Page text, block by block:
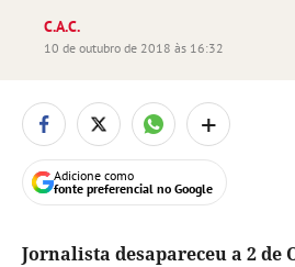
C.A.C.
10 de outubro de 2018 às 16:32
+
Adicione como
fonte preferencial no Google
Jornalista desapareceu a 2 de